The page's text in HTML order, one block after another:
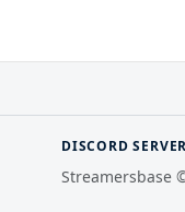
DISCORD SERVER
Streamersbase